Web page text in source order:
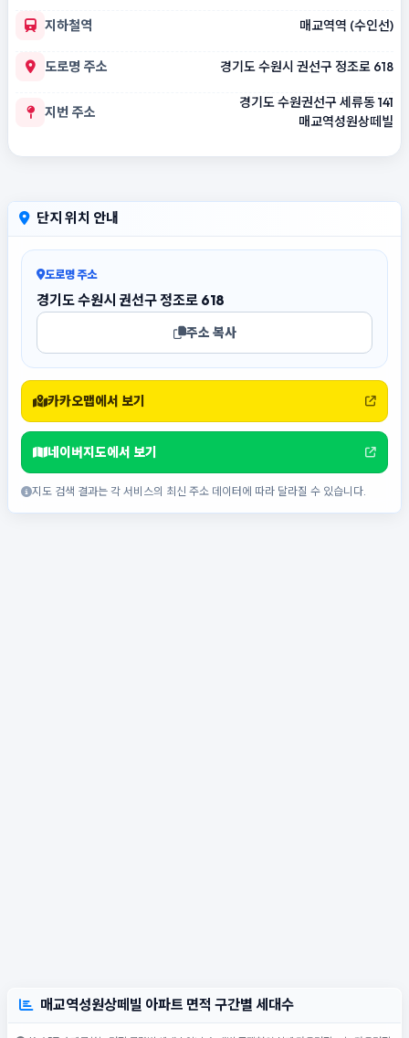
지하철역 매교역역 (수인선)
도로명 주소 경기도 수원시 권선구 정조로 618
지번 주소
경기도 수원권선구 세류동 141
매교역성원상떼빌
단지 위치 안내
도로명 주소
경기도 수원시 권선구 정조로 618
주소 복사
카카오맵에서 보기
네이버지도에서 보기
지도 검색 결과는 각 서비스의 최신 주소 데이터에 따라 달라질 수 있습니다.
매교역성원상떼빌 아파트 면적 구간별 세대수